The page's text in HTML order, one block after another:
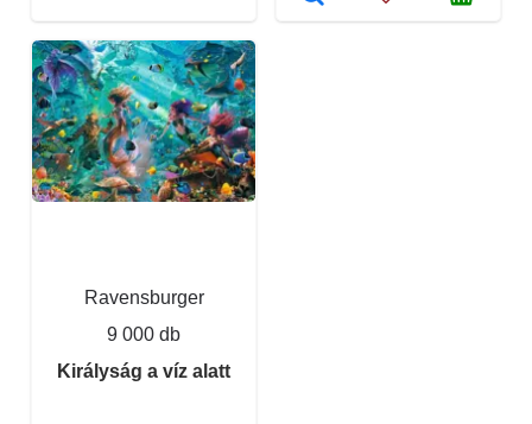
Ravensburger
9 000 db
Királyság a víz alatt